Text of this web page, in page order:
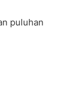
puluhan